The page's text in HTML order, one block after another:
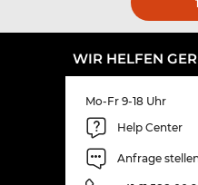
WIR HELFEN
Mo-Fr 9-18 Uhr
Help Center
Anfrage